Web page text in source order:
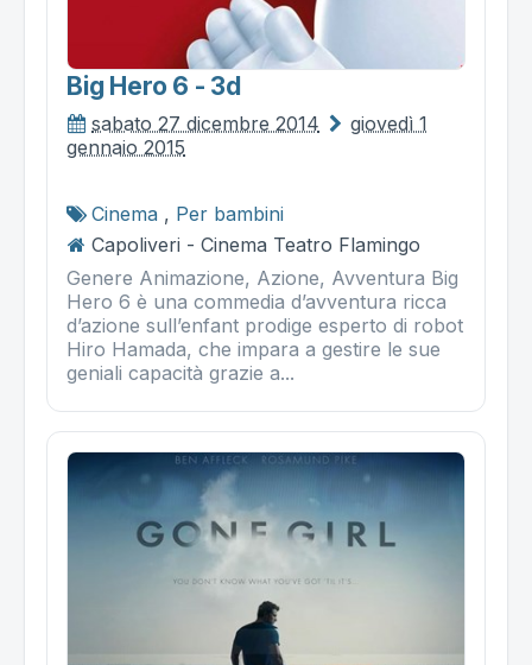
Big Hero 6 - 3d
sabato 27 dicembre 2014
giovedì 1
gennaio 2015
Cinema , Per bambini
Capoliveri - Cinema Teatro Flamingo
Genere Animazione, Azione, Avventura Big
Hero 6 è una commedia d’avventura ricca
d’azione sull’enfant prodige esperto di robot
Hiro Hamada, che impara a gestire le sue
geniali capacità grazie a...